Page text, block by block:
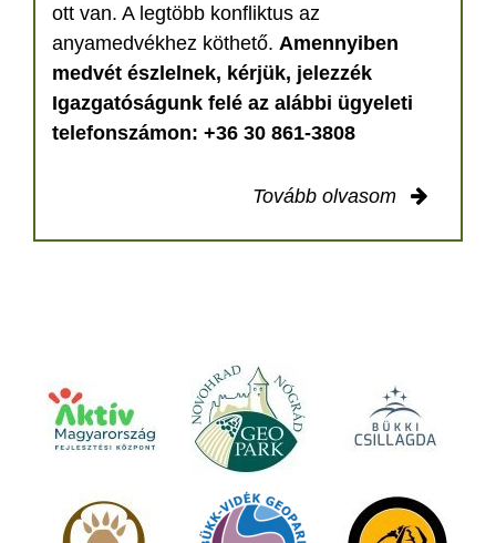
ott van. A legtöbb konfliktus az
anyamedvékhez köthető. Amennyiben
medvét észlelnek, kérjük, jelezzék
Igazgatóságunk felé az alábbi ügyeleti
telefonszámon: +36 30 861-3808
Tovább olvasom